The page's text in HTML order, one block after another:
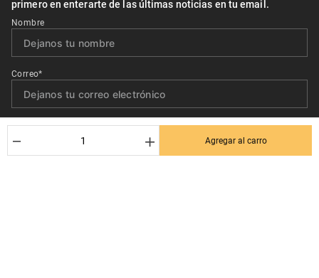
＋
－ Agregar al carro
primero en enterarte de las últimas noticias en tu email.
Nombre
Correo*
Quiero recibir el newsletter con promociones.